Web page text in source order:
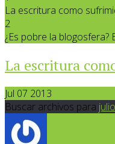
La escritura como
2
¿Es pobre la
La escritura
Jul 07 2013
Buscar archivos para julio